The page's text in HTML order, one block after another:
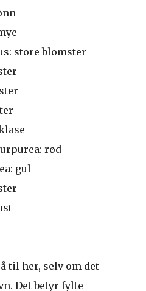
store blomster
rød
gul
til her, selv om det
Det betyr fylte